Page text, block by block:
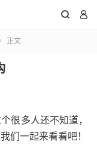
 
正文
很多人还不知道，
们一起来看看吧！